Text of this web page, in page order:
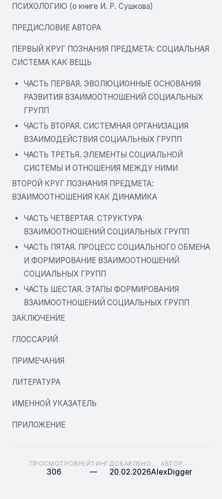
ПСИХОЛОГИЮ (о книге И. Р. Сушкова)
ПРЕДИСЛОВИЕ АВТОРА
ПЕРВЫЙ КРУГ ПОЗНАНИЯ ПРЕДМЕТА: СОЦИАЛЬНАЯ
СИСТЕМА КАК ВЕЩЬ
ЧАСТЬ ПЕРВАЯ. ЭВОЛЮЦИОННЫЕ ОСНОВАНИЯ
РАЗВИТИЯ ВЗАИМООТНОШЕНИЙ СОЦИАЛЬНЫХ
ГРУПП
ЧАСТЬ ВТОРАЯ. СИСТЕМНАЯ ОРГАНИЗАЦИЯ
ВЗАИМОДЕЙСТВИЯ СОЦИАЛЬНЫХ ГРУПП
ЧАСТЬ ТРЕТЬЯ. ЭЛЕМЕНТЫ СОЦИАЛЬНОЙ
СИСТЕМЫ И ОТНОШЕНИЯ МЕЖДУ НИМИ
ВТОРОЙ КРУГ ПОЗНАНИЯ ПРЕДМЕТА:
ВЗАИМООТНОШЕНИЯ КАК ДИНАМИКА
ЧАСТЬ ЧЕТВЕРТАЯ. СТРУКТУРА
ВЗАИМООТНОШЕНИЙ СОЦИАЛЬНЫХ ГРУПП
ЧАСТЬ ПЯТАЯ. ПРОЦЕСС СОЦИАЛЬНОГО ОБМЕНА
И ФОРМИРОВАНИЕ ВЗАИМООТНОШЕНИЙ
СОЦИАЛЬНЫХ ГРУПП
ЧАСТЬ ШЕСТАЯ. ЭТАПЫ ФОРМИРОВАНИЯ
ВЗАИМООТНОШЕНИЙ СОЦИАЛЬНЫХ ГРУПП
ЗАКЛЮЧЕНИЕ
ГЛОССАРИЙ
ПРИМЕЧАНИЯ
ЛИТЕРАТУРА
ИМЕННОЙ УКАЗАТЕЛЬ
ПРИЛОЖЕНИЕ
ПРОСМОТРОВ
306
РЕЙТИНГ
—
ДОБАВЛЕНО
20.02.2026
АВТОР
AlexDigger